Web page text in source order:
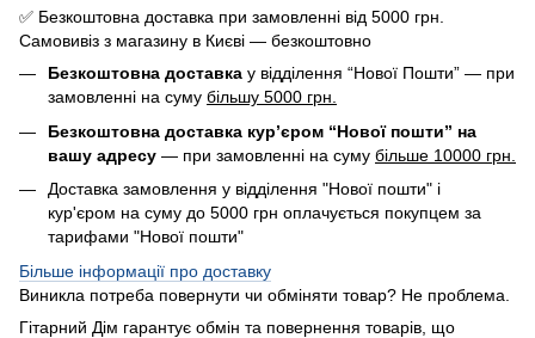
✅ Безкоштовна доставка при замовленні від 5000 грн.
Самовивіз з магазину в Києві — безкоштовно
Безкоштовна доставка у відділення “Нової Пошти” — при
замовленні на суму більшу 5000 грн.
Безкоштовна доставка кур’єром “Нової пошти” на
вашу адресу — при замовленні на суму більше 10000 грн.
Доставка замовлення у відділення "Нової пошти" і
кур'єром на суму до 5000 грн оплачується покупцем за
тарифами "Нової пошти"
Більше інформації про доставку
Виникла потреба повернути чи обміняти товар? Не проблема.
Гітарний Дім гарантує обмін та повернення товарів, що